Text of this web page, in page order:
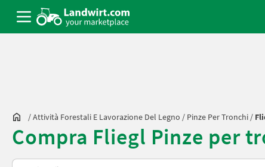
/Attività Forestali E Lavorazione Del Legno / Pinze Per Tronchi /
Compra Fliegl Pinze per
Ecco come viene ordinato su Landwirt.com